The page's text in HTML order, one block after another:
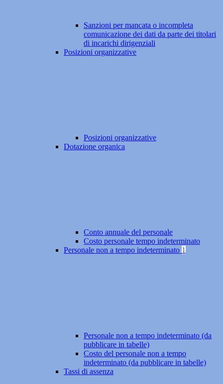
Sanzioni per mancata o incompleta
comunicazione dei dati da parte dei titolari
di incarichi dirigenziali
Posizioni organizzative
Posizioni organizzative
Dotazione organica
Conto annuale del personale
Costo personale tempo indeterminato
Personale non a tempo indeterminato 1
Personale non a tempo indeterminato (da
pubblicare in tabelle)
Costo del personale non a tempo
indeterminato (da pubblicare in tabelle)
Tassi di assenza